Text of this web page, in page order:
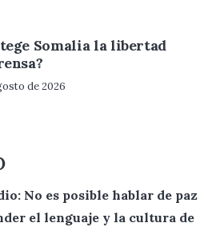
Somalia la libertad
de 2026
No es posible hablar de paz
el lenguaje y la cultura de